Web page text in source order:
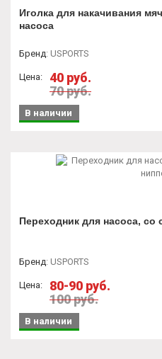
Иголка для накачивания
насоса
Бренд: USPORTS
Цена:
40 руб.
70 руб.
В наличии
Переходник для насоса, со
Бренд: USPORTS
Цена:
80-90 руб.
100 руб.
В наличии